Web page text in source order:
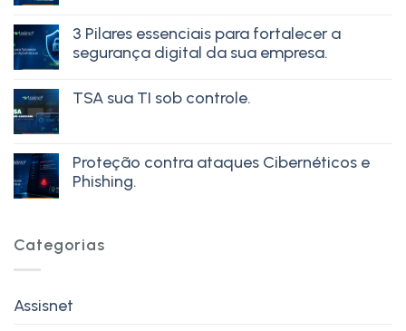
3 Pilares essenciais para fortalecer a
segurança digital da sua empresa.
TSA sua TI sob controle.
Proteção contra ataques Cibernéticos e
Phishing.
Categorias
Assisnet